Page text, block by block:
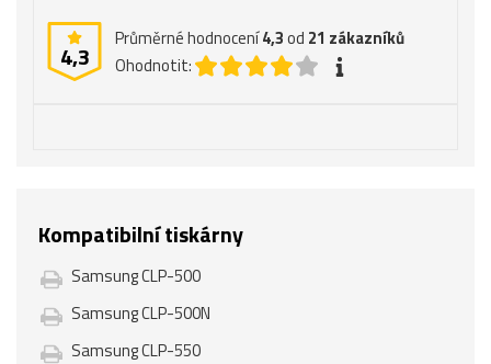
4,3
Průměrné hodnocení4,3od 21 zákazníků
Ohodnotit:
Kompatibilní tiskárny
Samsung CLP-500
Samsung CLP-500N
Samsung CLP-550